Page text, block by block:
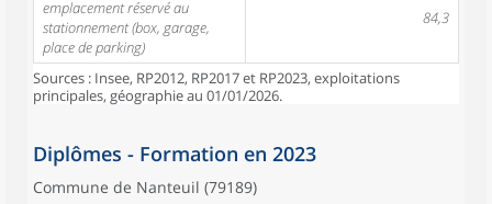
emplacement réservé au
stationnement (box, garage,
place de parking)
84,3
Sources : Insee, RP2012, RP2017 et RP2023, exploitations
principales, géographie au 01/01/2026.
Diplômes - Formation en 2023
Commune de Nanteuil (79189)